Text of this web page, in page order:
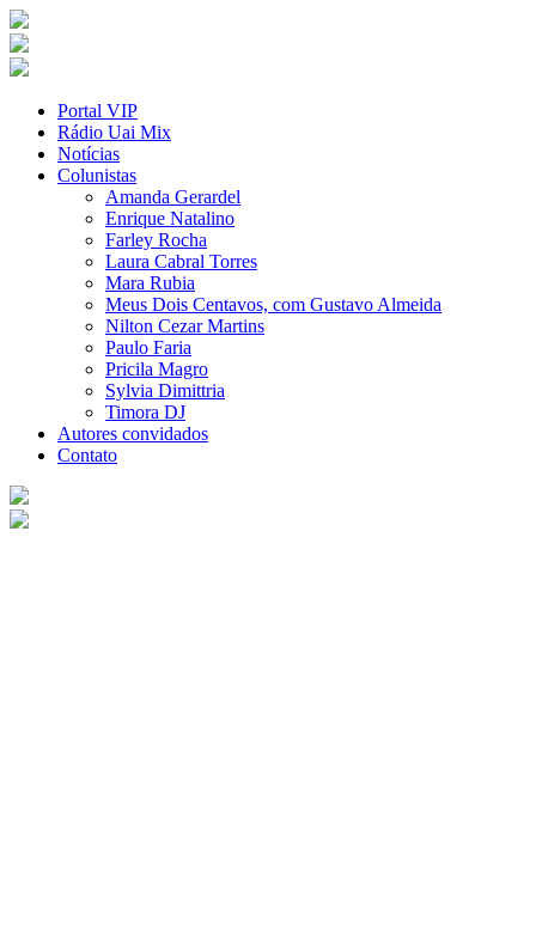
Portal VIP
Rádio Uai Mix
Notícias
Colunistas
Amanda Gerardel
Enrique Natalino
Farley Rocha
Laura Cabral Torres
Mara Rubia
Meus Dois Centavos, com Gustavo Almeida
Nilton Cezar Martins
Paulo Faria
Pricila Magro
Sylvia Dimittria
Timora DJ
Autores convidados
Contato